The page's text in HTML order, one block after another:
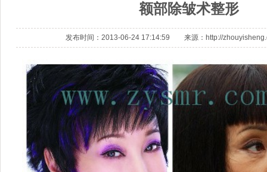
(1)免开刀光波汽化除皱术
额部除皱术整形
发布时间：2013-06-24 17:14:59 来源：http://